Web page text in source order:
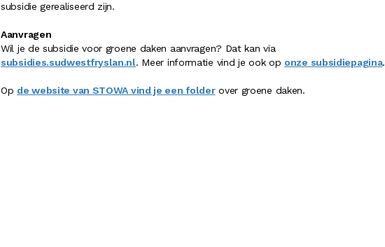
subsidie gerealiseerd zijn.
Aanvragen
Wil je de subsidie voor groene daken aanvragen? Dat kan via
subsidies.sudwestfryslan.nl. Meer informatie vind je ook op onze subsidiepagina.
Op de website van STOWA vind je een folderover groene daken.